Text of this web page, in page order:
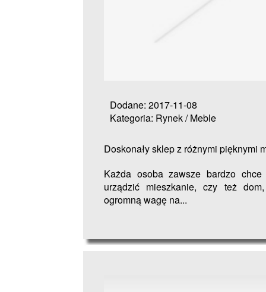
Dodane: 2017-11-08
Kategoria: Rynek / Meble
Doskonały sklep z różnymi pięknymi
Każda osoba zawsze bardzo
urządzić mieszkanie, czy też
ogromną wagę na...